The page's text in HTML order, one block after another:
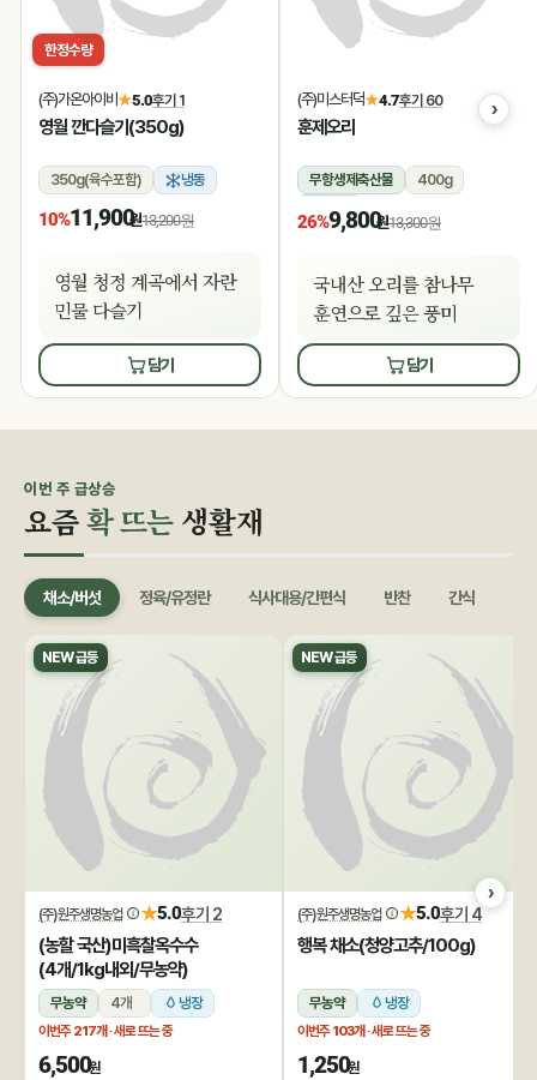
한정수량
(주)가온아이비 ★5.0후기 1
영월 깐다슬기(350g)
350g(육수포함) 냉동
10%11,900원13,200원
영월 청정 계곡에서 자란
민물 다슬기
담기
(주)미스터덕★4.7후기 60
훈제오리
무항생제축산물
400g
냉동
26%9,800원13,300원
국내산 오리를 참나무
훈연으로 깊은 풍미
담기
이번 주 급상승
요즘확 뜨는생활재
채소/버섯 정육/유정란 식사대용/간편식 반찬 간식
NEW 급등
(주)원주생명농업 ★5.0후기 2
(농할 국산)미흑찰옥수수
(4개/1kg내외/무농약)
무농약 4개 냉장
이번주217개 · 새로 뜨는 중
6,500원
NEW 급등
(주)원주생명농업 ★5.0후기 4
행복 채소(청양고추/100g)
무농약 냉장
이번주103개 · 새로 뜨는 중
1,250원